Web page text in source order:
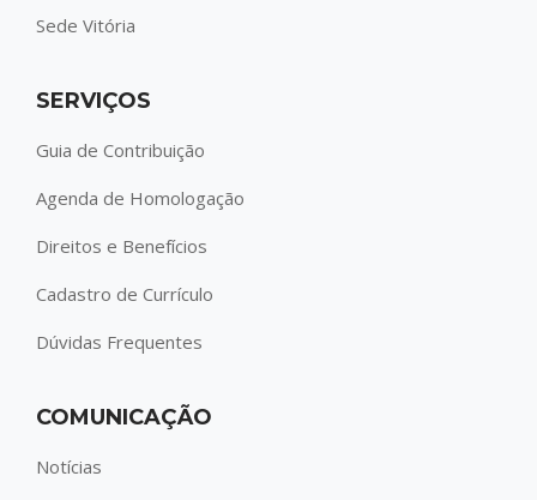
Sede Vitória
SERVIÇOS
Guia de Contribuição
Agenda de Homologação
Direitos e Benefícios
Cadastro de Currículo
Dúvidas Frequentes
COMUNICAÇÃO
Notícias